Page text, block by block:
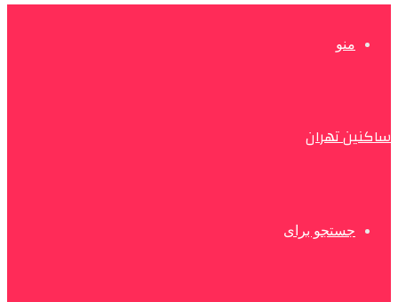
منو
ساکنین تهران
جستجو برای